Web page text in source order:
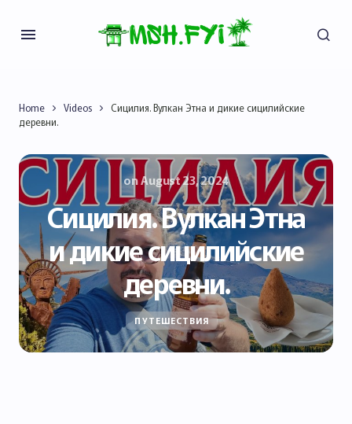
Home Videos
Сицилия. Вулкан Этна и дикие сицилийские
деревни.
onAugust 23, 2024
Сицилия. Вулкан Этна
и дикие сицилийские
деревни.
ПУТЕШЕСТВИЯ